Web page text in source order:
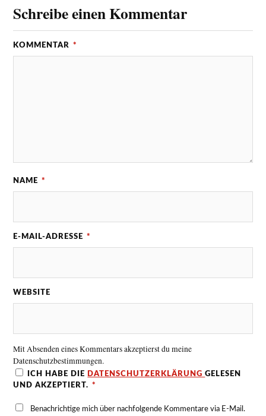
Schreibe einen Kommentar
KOMMENTAR *
NAME *
E-MAIL-ADRESSE *
WEBSITE
Mit Absenden eines Kommentars akzeptierst du meine
Datenschutzbestimmungen.
ICH HABE DIE DATENSCHUTZERKLÄRUNGGELESEN
UND AKZEPTIERT. *
Benachrichtige mich über nachfolgende Kommentare via E-Mail.